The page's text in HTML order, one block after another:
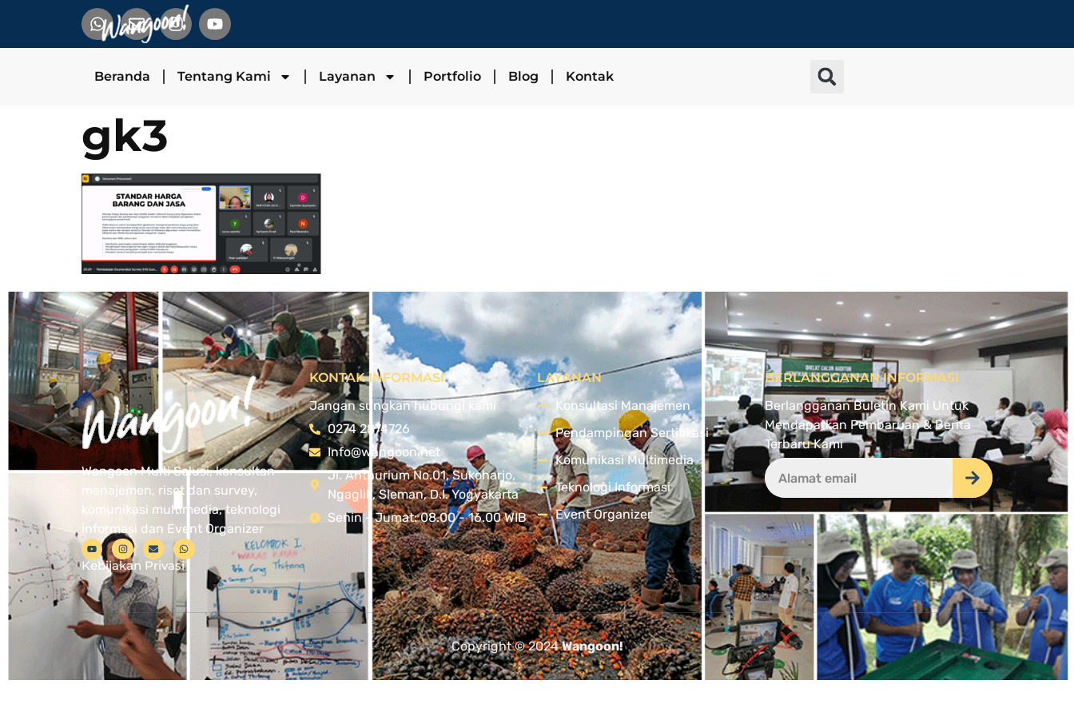
Beranda Tentang Kami Layanan Portfolio Blog Kontak
gk3
Wangoon Multi Solusi, konsultan
manajemen, riset dan survey,
komunikasi multimedia, teknologi
informasi dan Event Organizer
Kebijakan Privasi
KONTAK INFORMASI
Jangan sungkan hubungi kami
0274 2874726
Info@wangoon.net
Jl. Anthurium No.01, Sukoharjo,
Ngaglik, Sleman, D.I. Yogyakarta
Senin - Jumat: 08.00 - 16.00 WIB
LAYANAN
Konsultasi Manajemen
Pendampingan Sertifikasi
Komunikasi Multimedia
Teknologi Informasi
Event Organizer
BERLANGGANAN INFORMASI
Berlangganan Buletin Kami Untuk
Mendapatkan Pembaruan & Berita
Terbaru Kami
Copyright © 2024Wangoon!